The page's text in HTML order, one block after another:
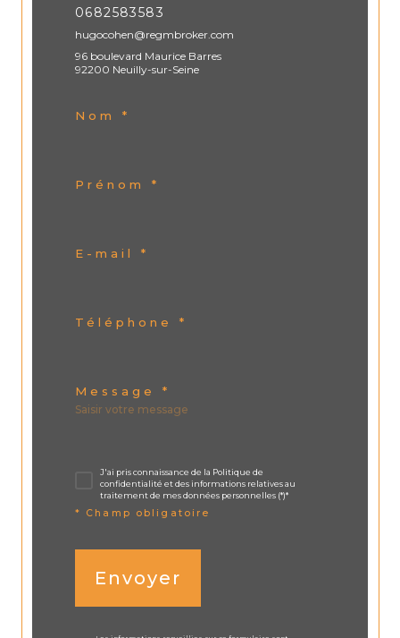
0682583583
hugocohen@regmbroker.com
96 boulevard Maurice Barres
92200 Neuilly-sur-Seine
Nom *
Prénom *
E-mail *
Téléphone *
Message *
J'ai pris connaissance de la Politique de
confidentialité et des informations relatives au
traitement de mes données personnelles (*)*
* Champ obligatoire
Envoyer